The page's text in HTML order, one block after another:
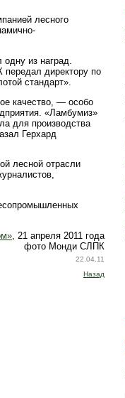
лесного
из наград.
директору по
стандарт».
качество, — особо
«Ламбумиз»
для производства
Герхард
лесной отрасли
, 21 апреля 2011 года
фото Монди СЛПК
22.04.11
Назад